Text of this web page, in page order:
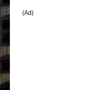
(Ad)